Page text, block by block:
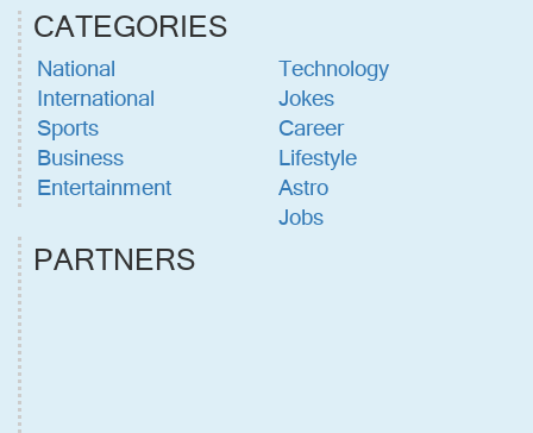
CATEGORIES
National
International
Sports
Business
Entertainment
Technology
Jokes
Career
Lifestyle
Astro
Jobs
PARTNERS